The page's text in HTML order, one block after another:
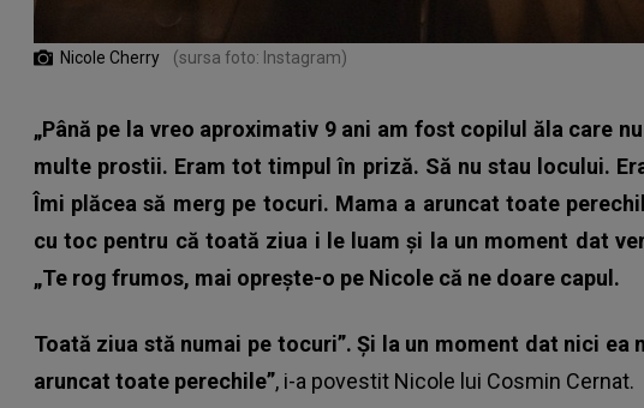
Nicole Cherry (sursa foto: Instagram)
„Până pe la vreo aproximativ 9 ani am fost copilul ăla care
multe prostii. Eram tot timpul în priză. Să nu stau locului.
Îmi plăcea să merg pe tocuri. Mama a aruncat toate
cu toc pentru că toată ziua i le luam și la un moment dat
„Te rog frumos, mai oprește-o pe Nicole că ne doare capul.
Toată ziua stă numai pe tocuri”. Și la un moment dat nici ea
aruncat toate perechile”, i-a povestit Nicole lui Cosmin Cernat.